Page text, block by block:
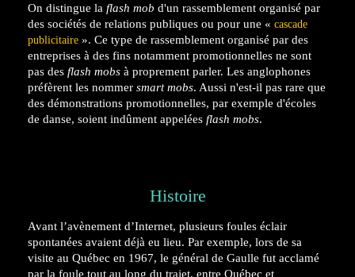
On distingue la flash mob d'un rassemblement organisé par
des sociétés de relations publiques ou pour une « cascade
publicitaire ». Ce type de rassemblement organisé par des
entreprises à des fins notamment promotionnelles ne sont
pas des flash mobs à proprement parler. Les anglophones
préfèrent les nommer smart mobs. Aussi n'est-il pas rare que
des démonstrations promotionnelles, par exemple d'écoles
de danse, soient indûment appelées flash mobs.
Histoire
Avant l’avènement d’Internet, plusieurs foules éclair
spontanées avaient déjà eu lieu. Par exemple, lors de sa
visite au Québec en 1967, le général de Gaulle fut acclamé
par la foule tout au long du trajet, entre Québec et